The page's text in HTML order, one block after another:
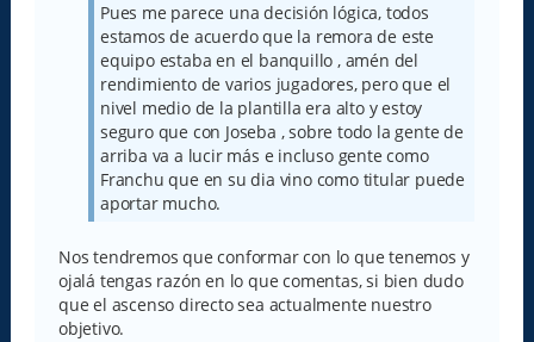
Pues me parece una decisión lógica, todos
estamos de acuerdo que la remora de este
equipo estaba en el banquillo , amén del
rendimiento de varios jugadores, pero que el
nivel medio de la plantilla era alto y estoy
seguro que con Joseba , sobre todo la gente de
arriba va a lucir más e incluso gente como
Franchu que en su dia vino como titular puede
aportar mucho.
Nos tendremos que conformar con lo que tenemos y
ojalá tengas razón en lo que comentas, si bien dudo
que el ascenso directo sea actualmente nuestro
objetivo.